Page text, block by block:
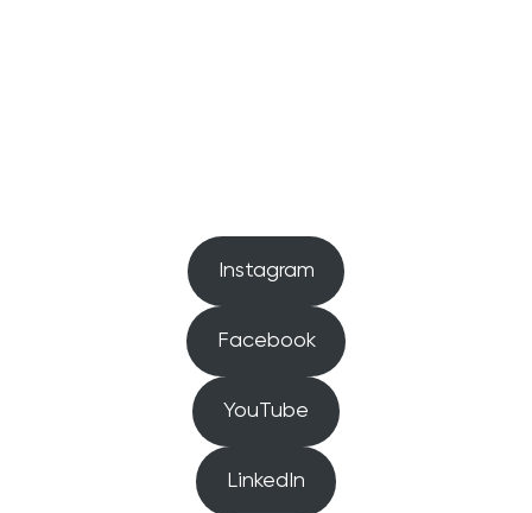
Instagram
Facebook
YouTube
LinkedIn